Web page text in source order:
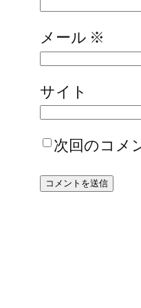
メール ※
サイト
次回のコメ